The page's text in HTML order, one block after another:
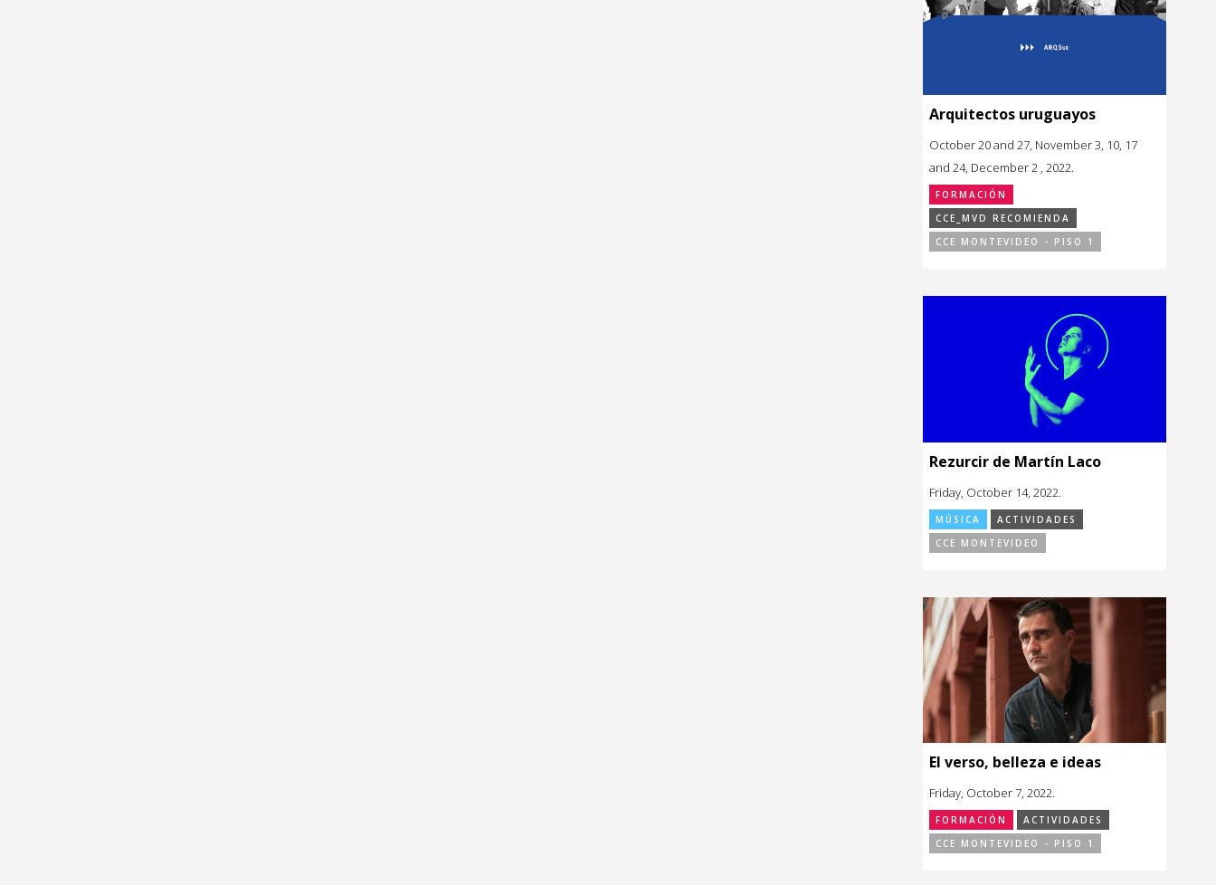
Arquitectos uruguayos
October 20 and 27, November 3, 10, 17
and 24, December 2 , 2022.
FORMACIÓN
CCE_MVD RECOMIENDA
CCE MONTEVIDEO - PISO 1
Rezurcir de Martín Laco
Friday, October 14, 2022.
MÚSICA
ACTIVIDADES
CCE MONTEVIDEO
El verso, belleza e ideas
Friday, October 7, 2022.
FORMACIÓN
ACTIVIDADES
CCE MONTEVIDEO - PISO 1